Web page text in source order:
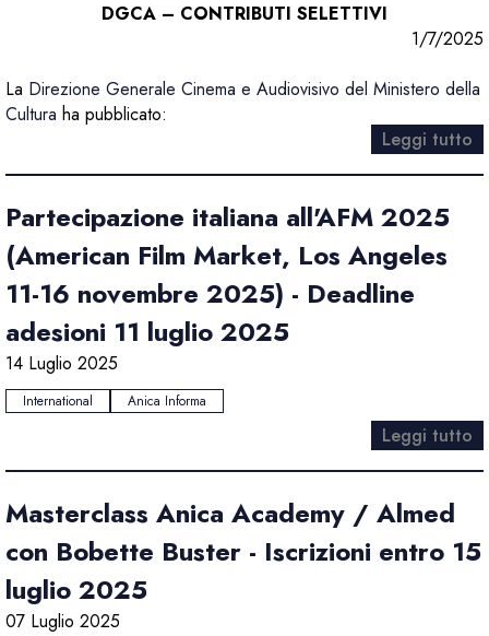
DGCA – CONTRIBUTI SELETTIVI
1/7/2025
La Direzione Generale Cinema e Audiovisivo del Ministero della
Cultura ha pubblicato:
Leggi tutto
Partecipazione italiana all'AFM 2025
(American Film Market, Los Angeles
11-16 novembre 2025) - Deadline
adesioni 11 luglio 2025
14 Luglio 2025
International Anica Informa
Leggi tutto
Masterclass Anica Academy / Almed
con Bobette Buster - Iscrizioni entro 15
luglio 2025
07 Luglio 2025